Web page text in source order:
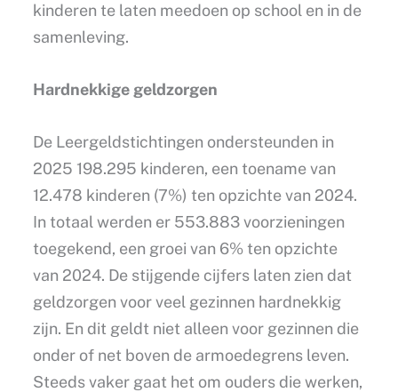
kinderen te laten meedoen op school en in de
samenleving.
Hardnekkige geldzorgen
De Leergeldstichtingen ondersteunden in
2025 198.295 kinderen, een toename van
12.478 kinderen (7%) ten opzichte van 2024.
In totaal werden er 553.883 voorzieningen
toegekend, een groei van 6% ten opzichte
van 2024. De stijgende cijfers laten zien dat
geldzorgen voor veel gezinnen hardnekkig
zijn. En dit geldt niet alleen voor gezinnen die
onder of net boven de armoedegrens leven.
Steeds vaker gaat het om ouders die werken,